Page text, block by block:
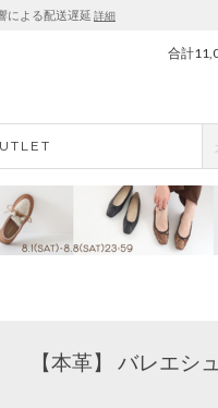
による配送遅延 詳細
合計
【本革】 バレエシ